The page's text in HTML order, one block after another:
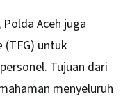
Aceh juga
(TFG) untuk
Tujuan dari
menyeluruh